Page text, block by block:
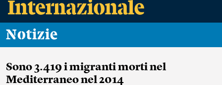
Notizie
Sono 3.419 i migranti morti nel
Mediterraneo nel 2014